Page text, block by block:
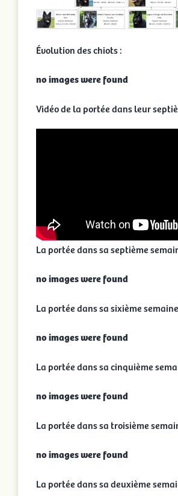
Évolution des chiots :
no images were found
Vidéo de la portée dans leur
La portée dans sa septième
no images were found
La portée dans sa sixième
no images were found
La portée dans sa cinquième
no images were found
La portée dans sa troisième
no images were found
La portée dans sa deuxième